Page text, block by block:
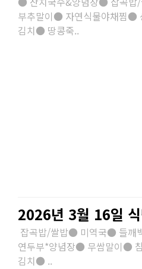
부추말이● 자연식물야채찜●
김치● 땅콩죽..
2026년 3월 16일
잡곡밥/쌀밥● 미역국● 들깨
연두부*양념장● 무쌈말이●
김치● ..